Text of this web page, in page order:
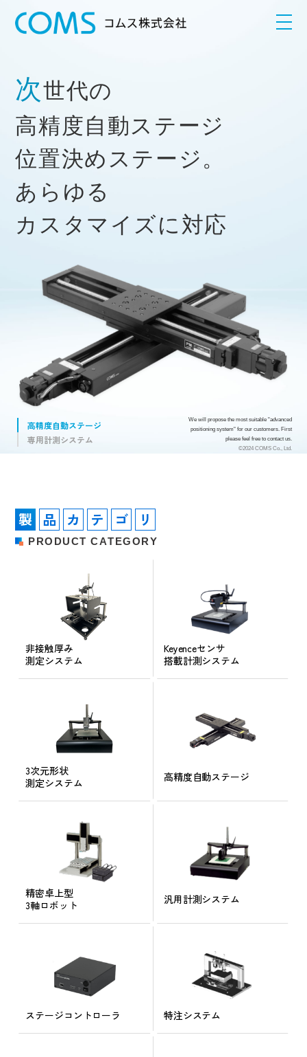
専用計測システム
1/1000
次世代の
高精度自動ステージ
位置決めステージ。
あらゆる
カスタマイズに対応
専用計測システム
1/1000mmの世界を
非接触で解析可
次
高精度自動ステージ
専用計測システム
We will propose the most suitable "advanced
positioning system" for our customers. First
please feel free to contact us.
©2024 COMS Co., Ltd.
製 品 カ テ ゴ リ
P RO DUCT CAT EGO RY
非接触厚み
測定システム
Keyenceセンサ
搭載計測システム
3次元形状
測定システム
高精度自動ステージ
精密卓上型
3軸ロボット
汎用計測システム
ステージコントローラ 特注システム